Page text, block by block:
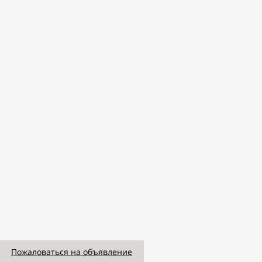
Пожаловаться на объявление